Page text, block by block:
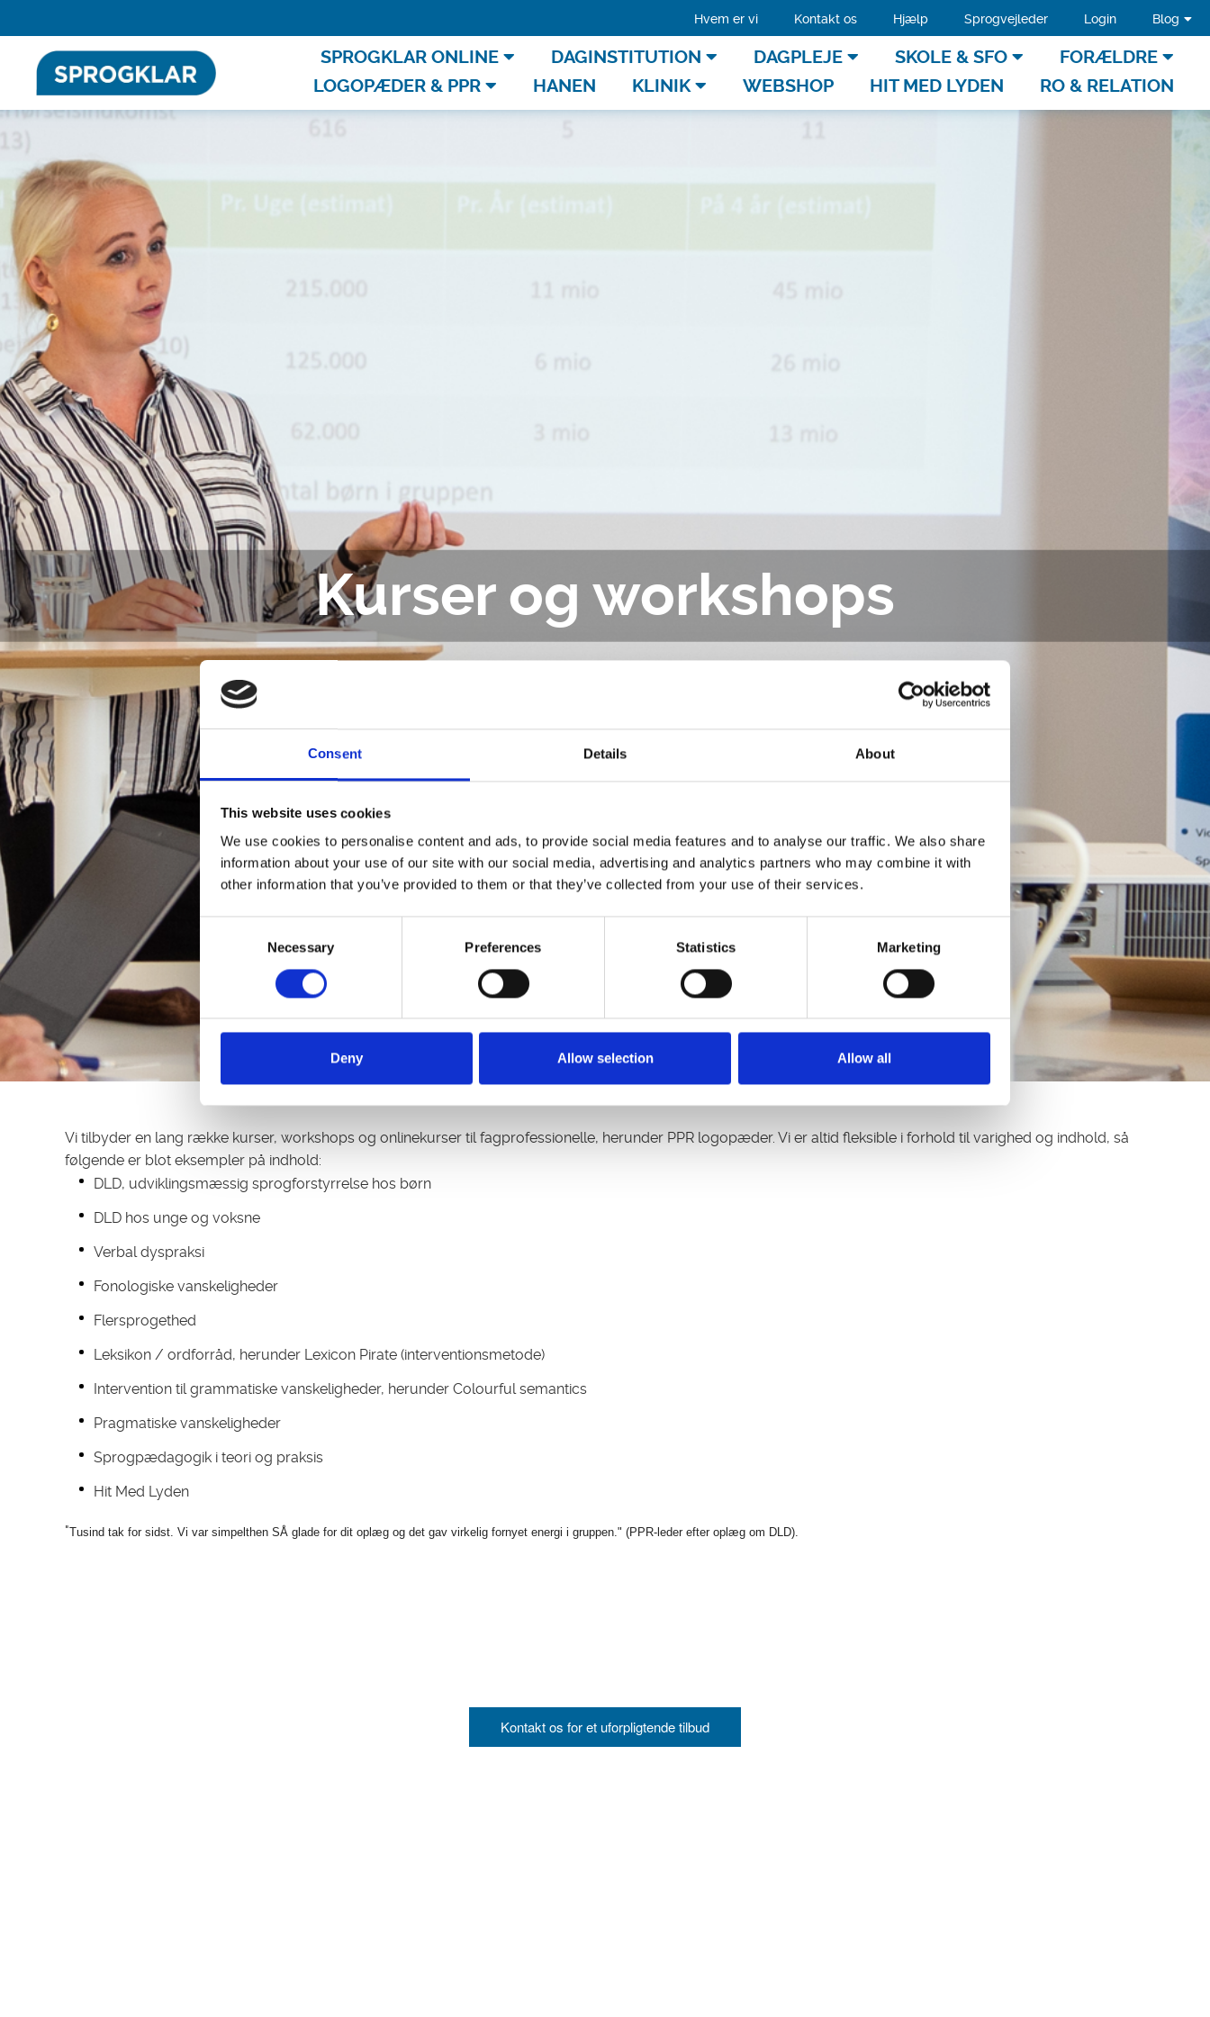
Consent Details About
This website uses cookies
We use cookies to personalise content and ads, to provide social media features and to analyse our traffic. We also share
information about your use of our site with our social media, advertising and analytics partners who may combine it with
other information that you’ve provided to them or that they’ve collected from your use of their services.
Necessary Preferences Statistics Marketing
Deny Allow selection Allow all
Hvem er vi Kontakt os Hjælp Sprogvejleder Login Blog
SPROGKLAR ONLINE DAGINSTITUTION DAGPLEJE SKOLE & SFO
FORÆLDRE
LOGOPÆDER & PPR
HANEN KLINIK WEBSHOP HIT MED LYDEN RO & RELATION
Kurser og workshops
Vi tilbyder en lang række kurser, workshops og onlinekurser til fagprofessionelle, herunder PPR logopæder. Vi er altid fleksible i forhold til varighed og indhold, så
følgende er blot eksempler på indhold:
DLD, udviklingsmæssig sprogforstyrrelse hos børn
DLD hos unge og voksne
Verbal dyspraksi
Fonologiske vanskeligheder
Flersprogethed
Leksikon / ordforråd, herunder Lexicon Pirate (interventionsmetode)
Intervention til grammatiske vanskeligheder, herunder Colourful semantics
Pragmatiske vanskeligheder
Sprogpædagogik i teori og praksis
Hit Med Lyden
"Tusind tak for sidst. Vi var simpelthen SÅ glade for dit oplæg og det gav virkelig fornyet energi i gruppen." (PPR-leder efter oplæg om DLD).
Kontakt os for et uforpligtende tilbud